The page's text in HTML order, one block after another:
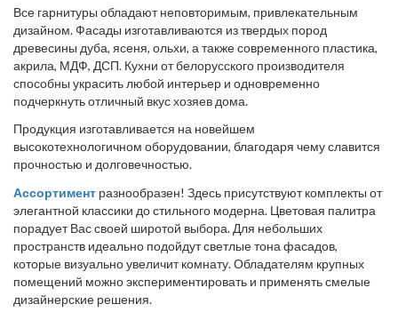
Все гарнитуры обладают неповторимым, привлекательным
дизайном. Фасады изготавливаются из твердых пород
древесины дуба, ясеня, ольхи, а также современного пластика,
акрила, МДФ, ДСП. Кухни от белорусского производителя
способны украсить любой интерьер и одновременно
подчеркнуть отличный вкус хозяев дома.
Продукция изготавливается на новейшем
высокотехнологичном оборудовании, благодаря чему славится
прочностью и долговечностью.
Ассортимент разнообразен! Здесь присутствуют комплекты от
элегантной классики до стильного модерна. Цветовая палитра
порадует Вас своей широтой выбора. Для небольших
пространств идеально подойдут светлые тона фасадов,
которые визуально увеличит комнату. Обладателям крупных
помещений можно экспериментировать и применять смелые
дизайнерские решения.